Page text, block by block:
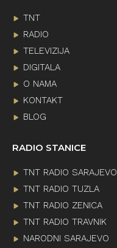
TNT
RADIO
TELEVIZIJA
DIGITALA
O NAMA
KONTAKT
BLOG
RADIO STANICE
TNT RADIO SARAJEVO
TNT RADIO TUZLA
TNT RADIO ZENICA
TNT RADIO TRAVNIK
NARODNI SARAJEVO